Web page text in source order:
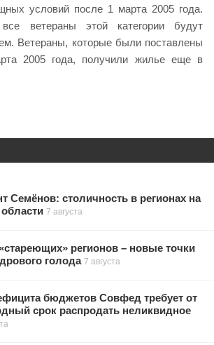
условий после 1 марта 2005 года.
ветераны этой категории будут
Ветераны, которые были поставлены
2005 года, получили жилье еще в
Семёнов: столичность в регионах на
7 августа
регионов – новые точки
голода 7 августа
бюджетов Совфед требует от
срок распродать неликвидное